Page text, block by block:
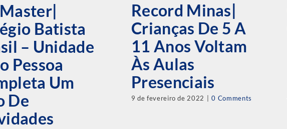
Batista
– Unidade
Pessoa
Um
De
Record Minas|
Crianças De 5 A
11 Anos Voltam
Às Aulas
Presenciais
9 de fevereiro de 2022 | 0 Comments